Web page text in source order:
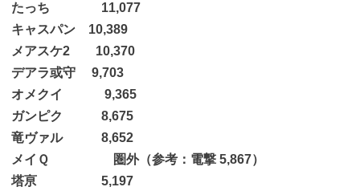
たっち 11,077
キャスパン 10,389
メアスケ2 10,370
デアラ或守 9,703
オメクイ 9,365
ガンピク 8,675
竜ヴァル 8,652
メイＱ 圏外（参考：電撃 5,867）
塔亰 5,197